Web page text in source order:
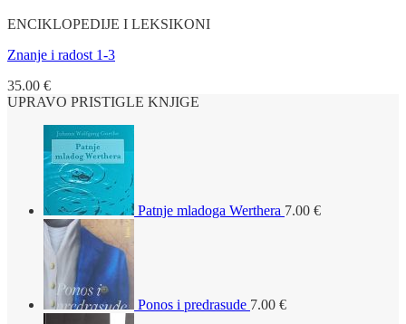
ENCIKLOPEDIJE I LEKSIKONI
Znanje i radost 1-3
35.00 €
UPRAVO PRISTIGLE KNJIGE
Patnje mladoga Werthera 7.00 €
Ponos i predrasude 7.00 €